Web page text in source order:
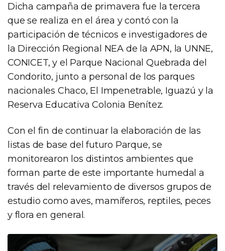
Dicha campaña de primavera fue la tercera
que se realiza en el área y contó con la
participación de técnicos e investigadores de
la Dirección Regional NEA de la APN, la UNNE,
CONICET, y el Parque Nacional Quebrada del
Condorito, junto a personal de los parques
nacionales Chaco, El Impenetrable, Iguazú y la
Reserva Educativa Colonia Benítez.
Con el fin de continuar la elaboración de las
listas de base del futuro Parque, se
monitorearon los distintos ambientes que
forman parte de este importante humedal a
través del relevamiento de diversos grupos de
estudio como aves, mamíferos, reptiles, peces
y flora en general.